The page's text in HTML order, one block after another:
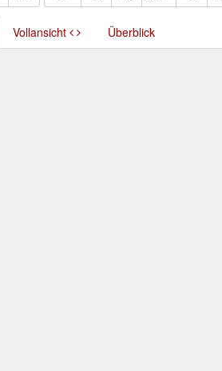
Vollansicht Überblick